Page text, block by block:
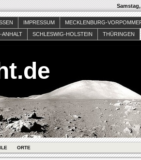
Samstag,
IMPRESSUM
MECKLENBURG-
ANHALT SCHLESWIG-HOLSTEIN THÜRINGEN
ORTE